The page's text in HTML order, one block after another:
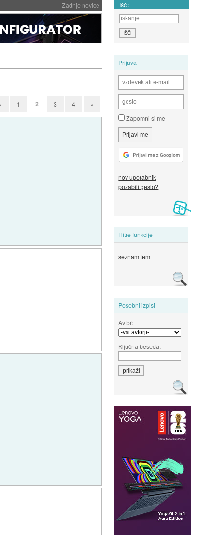
Zadnje novice Išči:
Prijava
Zapomni si me
nov uporabnik
pozabili geslo?
Hitre funkcije
seznam tem
Posebni izpisi
Avtor:
Ključna beseda:
1 2 3 4 »